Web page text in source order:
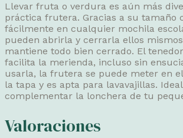
Llevar fruta o verdura es aún más
práctica frutera. Gracias a su tamaño
fácilmente en cualquier mochila
pueden abrirla y cerrarla ellos
mantiene todo bien cerrado. El
facilita la merienda, incluso sin
usarla, la frutera se puede meter en
la tapa y es apta para lavavajillas.
complementar la lonchera de tu
Valoraciones